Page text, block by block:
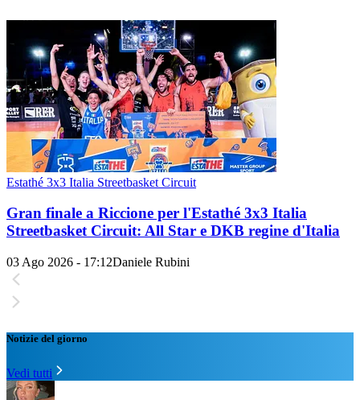
Estathé 3x3 Italia Streetbasket Circuit
Gran finale a Riccione per l'Estathé 3x3 Italia
Streetbasket Circuit: All Star e DKB regine d'Italia
03 Ago 2026 - 17:12Daniele Rubini
Notizie del giorno
Vedi tutti